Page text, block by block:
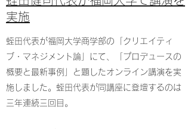
実施
蛭田代表が福岡大学商学部の「クリエイティ
ブ・マネジメント論」にて、「プロデュースの
概要と最新事例」と題したオンライン講演を実
施しました。蛭田代表が同講座に登壇するのは
三年連続三回目。